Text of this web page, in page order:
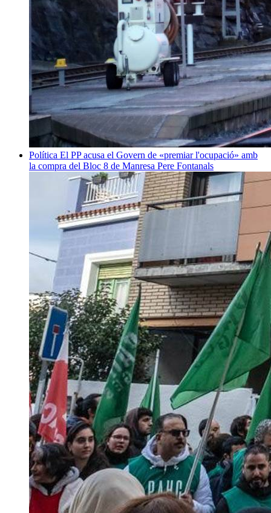
Política El PP acusa el Govern de «premiar l'ocupació» amb
la compra del Bloc 8 de Manresa Pere Fontanals